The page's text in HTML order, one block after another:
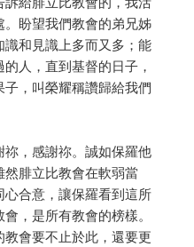
盼望我們教會的弟兄姊
和見識上多而又多；能
人，直到基督的日子，
，叫榮耀稱讚歸給我們
，感謝祢。誠如保羅他
腓立比教會在軟弱當
合意，讓保羅看到這所
，是所有教會的榜樣。
會要不止於此，還要更